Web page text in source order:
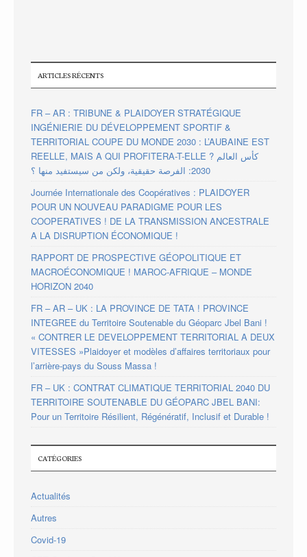
ARTICLES RÉCENTS
FR – AR : TRIBUNE & PLAIDOYER STRATÉGIQUE
INGÉNIERIE DU DÉVELOPPEMENT SPORTIF &
TERRITORIAL COUPE DU MONDE 2030 : L’AUBAINE EST
REELLE, MAIS A QUI PROFITERA-T-ELLE ? كأس العالم
2030: الفرصة حقيقية، ولكن من سيستفيد منها ؟
Journée Internationale des Coopératives : PLAIDOYER
POUR UN NOUVEAU PARADIGME POUR LES
COOPERATIVES ! DE LA TRANSMISSION ANCESTRALE
A LA DISRUPTION ÉCONOMIQUE !
RAPPORT DE PROSPECTIVE GÉOPOLITIQUE ET
MACROÉCONOMIQUE ! MAROC-AFRIQUE – MONDE
HORIZON 2040
FR – AR – UK : LA PROVINCE DE TATA ! PROVINCE
INTEGREE du Territoire Soutenable du Géoparc Jbel Bani !
« CONTRER LE DEVELOPPEMENT TERRITORIAL A DEUX
VITESSES »Plaidoyer et modèles d’affaires territoriaux pour
l’arrière-pays du Souss Massa !
FR – UK : CONTRAT CLIMATIQUE TERRITORIAL 2040 DU
TERRITOIRE SOUTENABLE DU GÉOPARC JBEL BANI:
Pour un Territoire Résilient, Régénératif, Inclusif et Durable !
CATÉGORIES
Actualités
Autres
Covid-19